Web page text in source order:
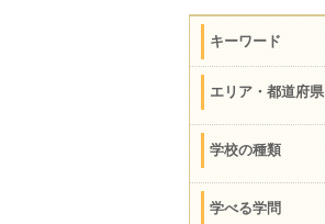
キーワード
エリア・都道府県
学校の種類
学べる学問